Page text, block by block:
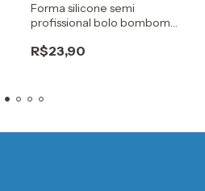
Forma silicone semi
profissional bolo bombom
R$23,90